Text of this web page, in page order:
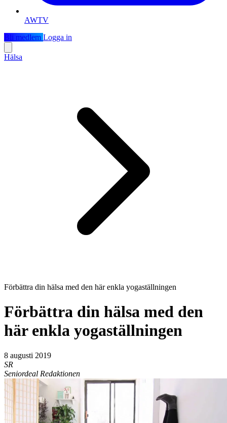
AWTV
Bli medlem Logga in
Hälsa
Förbättra din hälsa med den här enkla yogaställningen
Förbättra din hälsa med den
här enkla yogaställningen
8 augusti 2019
SR
Seniordeal Redaktionen